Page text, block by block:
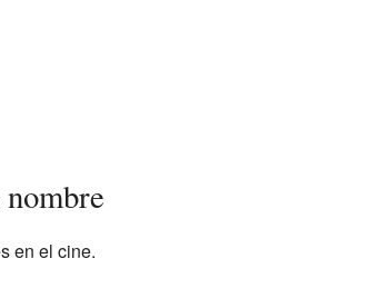
en el cine.